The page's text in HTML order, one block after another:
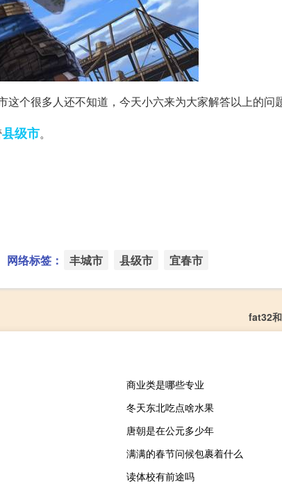
这个很多人还不知道，今天小六来为大家解答以上的问
县级市。
网络标签： 丰城市 县级市 宜春市
fat32
商业类是哪些专业
冬天东北吃点啥水果
唐朝是在公元多少年
满满的春节问候包裹着什么
读体校有前途吗